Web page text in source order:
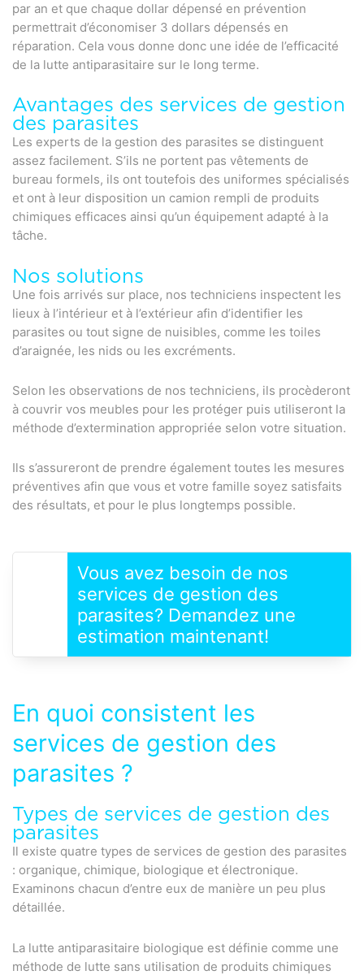
par an et que chaque dollar dépensé en prévention
permettrait d’économiser 3 dollars dépensés en
réparation. Cela vous donne donc une idée de l’efficacité
de la lutte antiparasitaire sur le long terme.
Avantages des services de gestion
des parasites
Les experts de la gestion des parasites se distinguent
assez facilement. S’ils ne portent pas vêtements de
bureau formels, ils ont toutefois des uniformes spécialisés
et ont à leur disposition un camion rempli de produits
chimiques efficaces ainsi qu’un équipement adapté à la
tâche.
Nos solutions
Une fois arrivés sur place, nos techniciens inspectent les
lieux à l’intérieur et à l’extérieur afin d’identifier les
parasites ou tout signe de nuisibles, comme les toiles
d’araignée, les nids ou les excréments.
Selon les observations de nos techniciens, ils procèderont
à couvrir vos meubles pour les protéger puis utiliseront la
méthode d’extermination appropriée selon votre situation.
Ils s’assureront de prendre également toutes les mesures
préventives afin que vous et votre famille soyez satisfaits
des résultats, et pour le plus longtemps possible.
Vous avez besoin de nos
services de gestion des
parasites? Demandez une
estimation maintenant!
En quoi consistent les
services de gestion des
parasites ?
Types de services de gestion des
parasites
Il existe quatre types de services de gestion des parasites
: organique, chimique, biologique et électronique.
Examinons chacun d’entre eux de manière un peu plus
détaillée.
La lutte antiparasitaire biologique est définie comme une
méthode de lutte sans utilisation de produits chimiques